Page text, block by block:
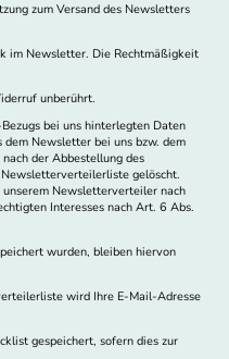
zum Versand des Newsletters
im Newsletter. Die Rechtmäßigkeit
unberührt.
bei uns hinterlegten Daten
Newsletter bei uns bzw. dem
der Abbestellung des
gelöscht.
Newsletterverteiler nach
Interesses nach Art. 6 Abs.
wurden, bleiben hiervon
wird Ihre E-Mail-Adresse
gespeichert, sofern dies zur